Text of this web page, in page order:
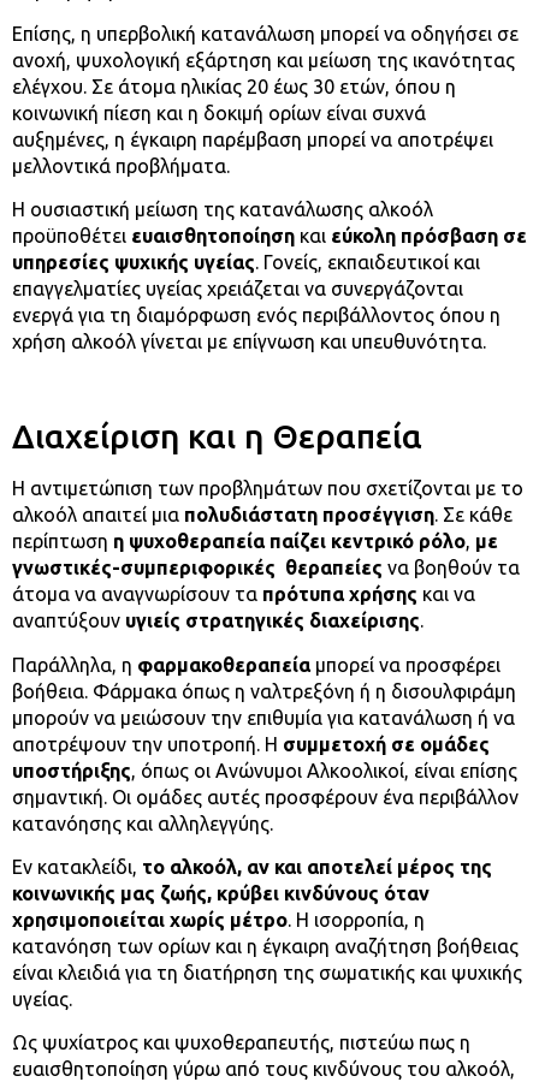
Επίσης, η υπερβολική κατανάλωση μπορεί να οδηγήσει σε
ανοχή, ψυχολογική εξάρτηση και μείωση της ικανότητας
ελέγχου. Σε άτομα ηλικίας 20 έως 30 ετών, όπου η
κοινωνική πίεση και η δοκιμή ορίων είναι συχνά
αυξημένες, η έγκαιρη παρέμβαση μπορεί να αποτρέψει
μελλοντικά προβλήματα.
Η ουσιαστική μείωση της κατανάλωσης αλκοόλ
προϋποθέτει ευαισθητοποίηση και εύκολη πρόσβαση σε
υπηρεσίες ψυχικής υγείας. Γονείς, εκπαιδευτικοί και
επαγγελματίες υγείας χρειάζεται να συνεργάζονται
ενεργά για τη διαμόρφωση ενός περιβάλλοντος όπου η
χρήση αλκοόλ γίνεται με επίγνωση και υπευθυνότητα.
Διαχείριση και η Θεραπεία
Η αντιμετώπιση των προβλημάτων που σχετίζονται με το
αλκοόλ απαιτεί μια πολυδιάστατη προσέγγιση. Σε κάθε
περίπτωση η ψυχοθεραπεία παίζει κεντρικό ρόλο, με
γνωστικές-συμπεριφορικές θεραπείες να βοηθούν τα
άτομα να αναγνωρίσουν τα πρότυπα χρήσης και να
αναπτύξουν υγιείς στρατηγικές διαχείρισης.
Παράλληλα, η φαρμακοθεραπεία μπορεί να προσφέρει
βοήθεια. Φάρμακα όπως η ναλτρεξόνη ή η δισουλφιράμη
μπορούν να μειώσουν την επιθυμία για κατανάλωση ή να
αποτρέψουν την υποτροπή. Η συμμετοχή σε ομάδες
υποστήριξης, όπως οι Ανώνυμοι Αλκοολικοί, είναι επίσης
σημαντική. Οι ομάδες αυτές προσφέρουν ένα περιβάλλον
κατανόησης και αλληλεγγύης.
Εν κατακλείδι, το αλκοόλ, αν και αποτελεί μέρος της
κοινωνικής μας ζωής, κρύβει κινδύνους όταν
χρησιμοποιείται χωρίς μέτρο. Η ισορροπία, η
κατανόηση των ορίων και η έγκαιρη αναζήτηση βοήθειας
είναι κλειδιά για τη διατήρηση της σωματικής και ψυχικής
υγείας.
Ως ψυχίατρος και ψυχοθεραπευτής, πιστεύω πως η
ευαισθητοποίηση γύρω από τους κινδύνους του αλκοόλ,